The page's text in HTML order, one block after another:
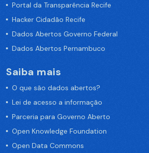
Portal da Transparência Recife
Hacker Cidadão Recife
Dados Abertos Governo Federal
Dados Abertos Pernambuco
Saiba mais
O que são dados abertos?
Lei de acesso a informação
Parceria para Governo Aberto
Open Knowledge Foundation
Open Data Commons